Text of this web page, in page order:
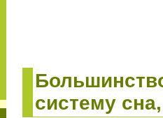
систему